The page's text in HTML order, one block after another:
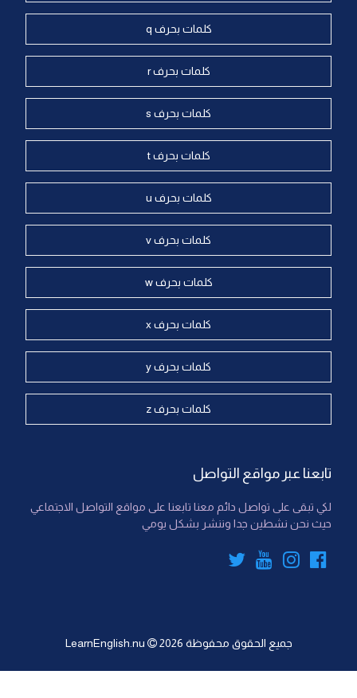
كلمات بحرف q
كلمات بحرف r
كلمات بحرف s
كلمات بحرف t
كلمات بحرف u
كلمات بحرف v
كلمات بحرف w
كلمات بحرف x
كلمات بحرف y
كلمات بحرف z
تابعنا عبر مواقع التواصل
لكي تبقى على تواصل دائم معنا تابعنا على مواقع التواصل الاجتماعي
حيث نحن نشطين جدا وننشر بشكل يومي
جميع الحقوق محفوظة LearnEnglish.nu 2026